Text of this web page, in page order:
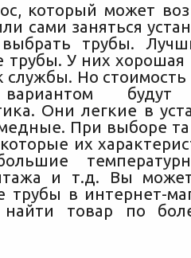
который может
сами заняться
трубы.
трубы. У них хорошая
службы. Но стоимость
вариантом
Они легкие в
При выборе
их
и т.д. Вы
трубы в интернет-
товар по